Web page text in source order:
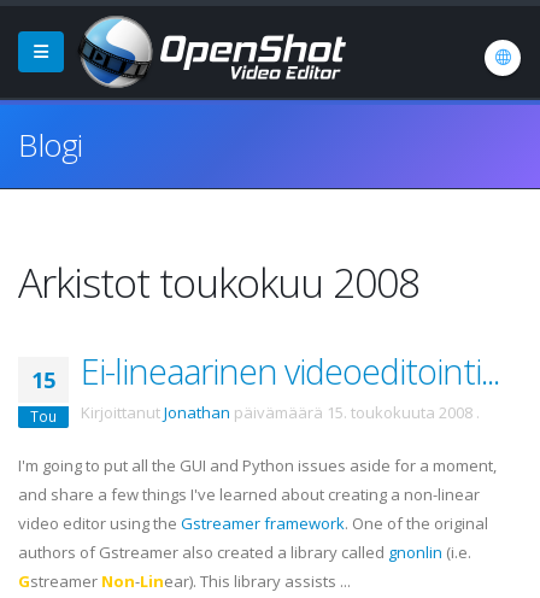
Blogi
Arkistot toukokuu 2008
15
Tou
Ei-lineaarinen videoeditointi...
KirjoittanutJonathan päivämäärä 15. toukokuuta 2008 .
I'm going to put all the GUI and Python issues aside for a moment,
and share a few things I've learned about creating a non-linear
video editor using the Gstreamerframework. One of the original
authors ofGstreamer also created a library called gnonlin (i.e.
Gstreamer Non-Linear). This library assists ...